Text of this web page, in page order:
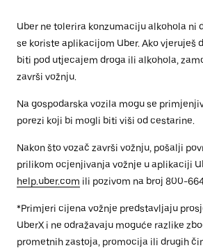
Uber ne tolerira konzumaciju alkohola ni
se koriste aplikacijom Uber. Ako vjeruješ
biti pod utjecajem droga ili alkohola,
završi vožnju.
Na gospodarska vozila mogu se
porezi koji bi mogli biti viši od cestarine.
Nakon što vozač završi vožnju, pošalji
prilikom ocjenjivanja vožnje u aplikaciji
help.uber.com ili pozivom na broj 800-
*Primjeri cijena vožnje predstavljaju
UberX i ne odražavaju moguće razlike
prometnih zastoja, promocija ili drugih